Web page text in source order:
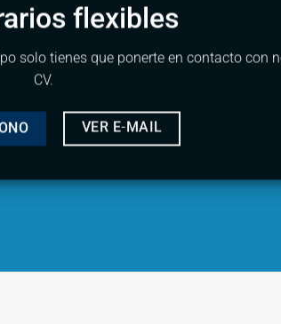
flexibles
solo tienes que ponerte en contacto con
CV.
VER E-MAIL